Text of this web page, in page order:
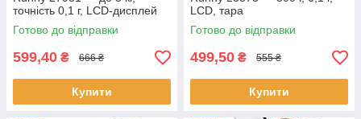
точність 0,1 г, LCD-дисплей
Готово до відправки
599,40 ₴ 666 ₴
Купити
LCD, тара
Готово до відправки
499,50 ₴ 555 ₴
Купити